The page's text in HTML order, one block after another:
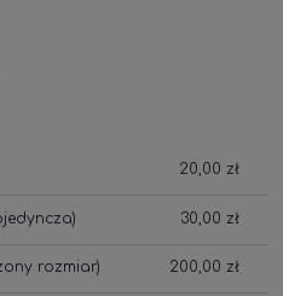
20,00 zł
30,00 zł
rozmiar) 200,00 zł